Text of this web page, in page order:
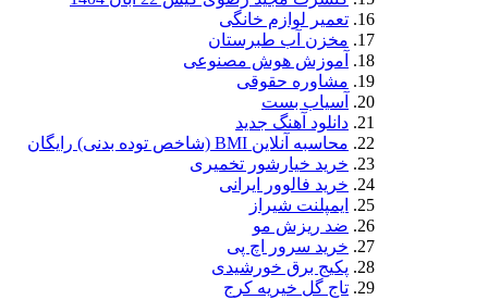
تعمیر لوازم خانگی
مخزن آب طبرستان
آموزش هوش مصنوعی
مشاوره حقوقی
آسیاب بست
دانلود آهنگ جدید
محاسبه آنلاین BMI (شاخص توده بدنی) رایگان
خرید خیارشور تخمیری
خرید فالوور ایرانی
ایمپلنت شیراز
ضد ریزش مو
خرید سرور اچ پی
پکیج برق خورشیدی
تاج گل خیریه کرج